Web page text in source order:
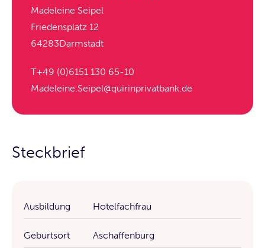
Madeleine Seipel
Friedensplatz 12
64283Darmstadt
T+49 (0)6151 130 65-10
Madeleine.Seipel@quirinprivatbank.de
Steckbrief
Ausbildung Hotelfachfrau
Geburtsort Aschaffenburg